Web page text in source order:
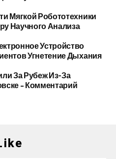
Мягкой Робототехники
Научного Анализа
Устройство
Угнетение Дыхания
За Рубеж Из-За
– Комментарий